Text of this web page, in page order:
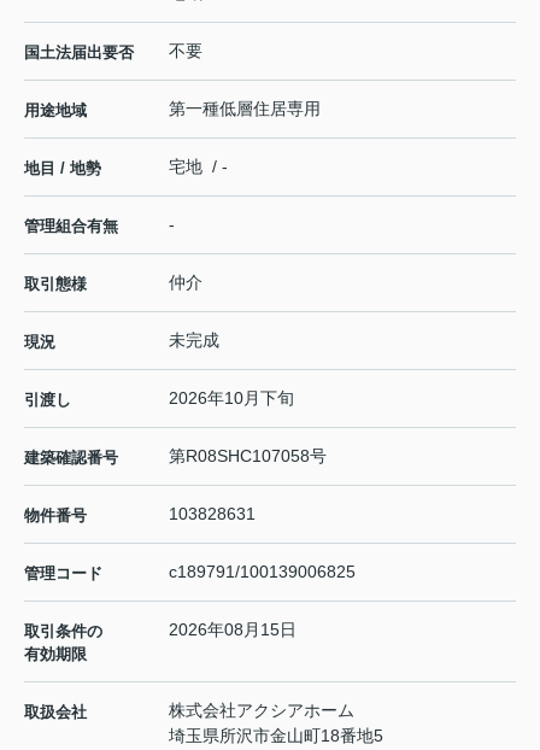
国土法届出要否 不要
用途地域 第一種低層住居専用
地目 / 地勢 宅地 / -
管理組合有無 -
取引態様 仲介
現況 未完成
引渡し 2026年10月下旬
建築確認番号 第R08SHC107058号
物件番号 103828631
管理コード c189791/100139006825
取引条件の
有効期限
2026年08月15日
取扱会社
株式会社アクシアホーム
埼玉県所沢市金山町18番地5